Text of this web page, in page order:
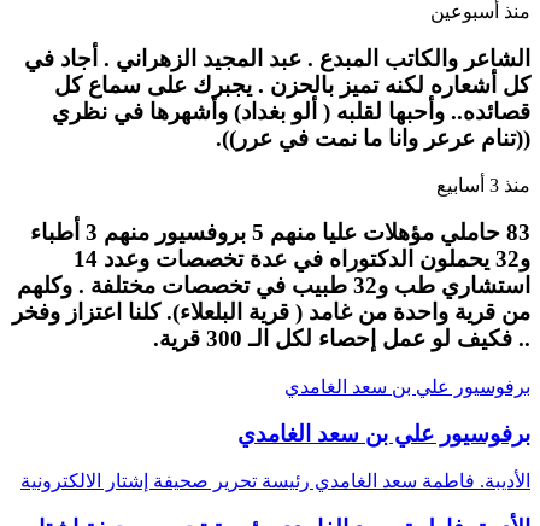
منذ أسبوعين
الشاعر والكاتب المبدع . عبد المجيد الزهراني . أجاد في
كل أشعاره لكنه تميز بالحزن . يجبرك على سماع كل
قصائده.. وأحبها لقلبه ( ألو بغداد) وأشهرها في نظري
((تنام عرعر وانا ما نمت في عرر)).
منذ 3 أسابيع
83 حاملي مؤهلات عليا منهم 5 بروفسيور منهم 3 أطباء
و32 يحملون الدكتوراه في عدة تخصصات وعدد 14
استشاري طب و32 طبيب في تخصصات مختلفة . وكلهم
من قرية واحدة من غامد ( قرية البلعلاء). كلنا اعتزاز وفخر
.. فكيف لو عمل إحصاء لكل الـ 300 قرية.
برفوسيور علي بن سعد الغامدي
برفوسيور علي بن سعد الغامدي
الأديبة. فاطمة سعد الغامدي رئيسة تحرير صحيفة إشتار الالكترونية